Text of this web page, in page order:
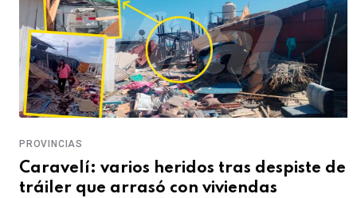
PROVINCIAS
Caravelí: varios heridos tras despiste de
tráiler que arrasó con viviendas